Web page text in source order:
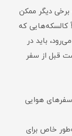
برخی دیگر ممکن
کالسکه‌هایی که
باید در
قبل از سفر
خاص برای